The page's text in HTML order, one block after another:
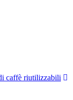
caffè riutilizzabili